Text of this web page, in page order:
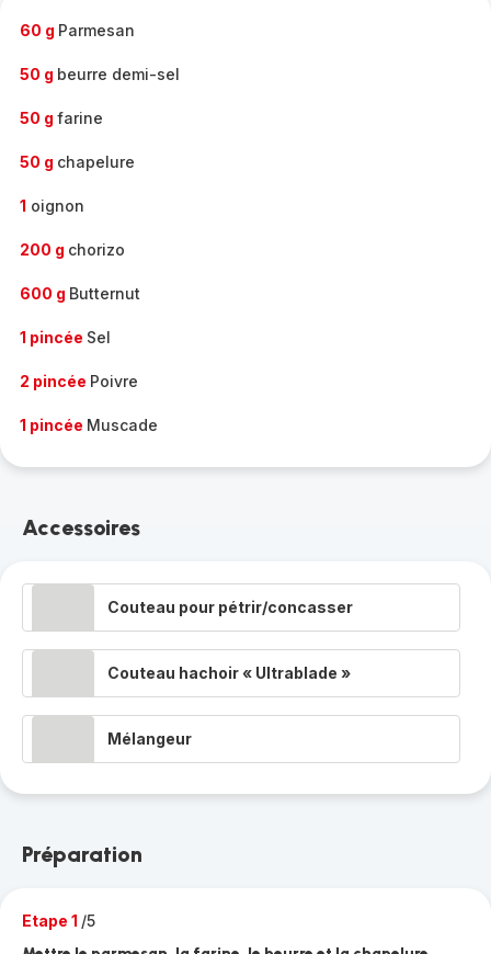
60 g Parmesan
50 g beurre demi-sel
50 g farine
50 g chapelure
1 oignon
200 g chorizo
600 g Butternut
1 pincée Sel
2 pincée Poivre
1 pincée Muscade
Accessoires
Couteau pour pétrir/concasser
Couteau hachoir « Ultrablade »
Mélangeur
Préparation
Etape 1 /5